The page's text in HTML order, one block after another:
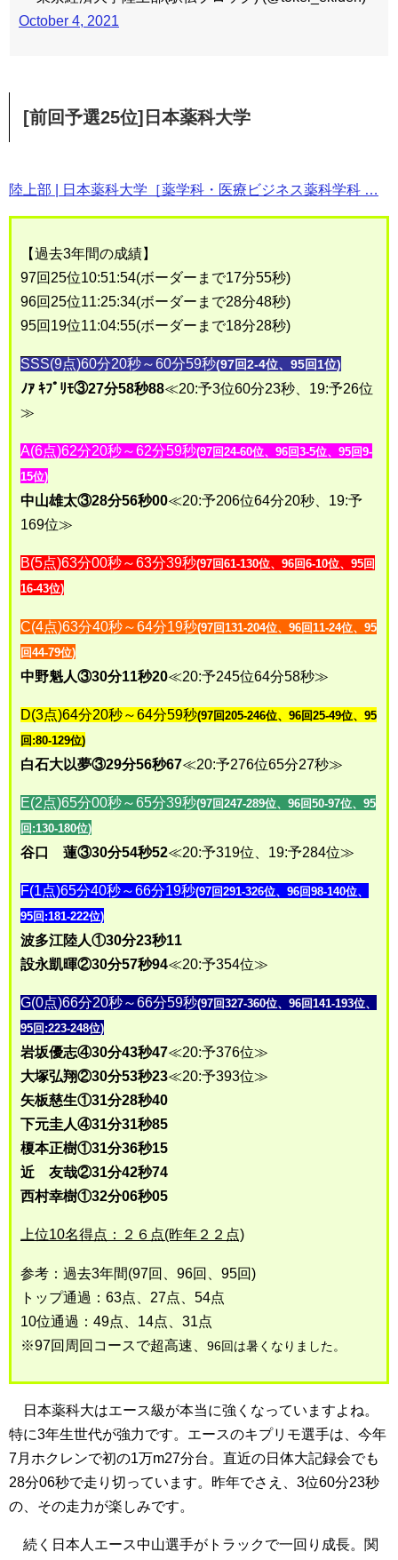
October 4, 2021
[前回予選25位]日本薬科大学
陸上部 | 日本薬科大学［薬学科・医療ビジネス薬科学科 …
【過去3年間の成績】
97回25位10:51:54(ボーダーまで17分55秒)
96回25位11:25:34(ボーダーまで28分48秒)
95回19位11:04:55(ボーダーまで18分28秒)
SSS(9点)60分20秒～60分59秒(97回2-4位、95回1位)
ﾉｱ ｷﾌﾟﾘﾓ③27分58秒88≪20:予3位60分23秒、19:予26位
≫
A(6点)62分20秒～62分59秒(97回24-60位、96回3-5位、95回9-
15位)
中山雄太③28分56秒00≪20:予206位64分20秒、19:予
169位≫
B(5点)63分00秒～63分39秒(97回61-130位、96回6-10位、95回
16-43位)
C(4点)63分40秒～64分19秒(97回131-204位、96回11-24位、95
回44-79位)
中野魁人③30分11秒20≪20:予245位64分58秒≫
D(3点)64分20秒～64分59秒(97回205-246位、96回25-49位、95
回:80-129位)
白石大以夢③29分56秒67≪20:予276位65分27秒≫
E(2点)65分00秒～65分39秒(97回247-289位、96回50-97位、95
回:130-180位)
谷口 蓮③30分54秒52≪20:予319位、19:予284位≫
F(1点)65分40秒～66分19秒(97回291-326位、96回98-140位、
95回:181-222位)
波多江陸人①30分23秒11
設永凱暉②30分57秒94≪20:予354位≫
G(0点)66分20秒～66分59秒(97回327-360位、96回141-193位、
95回:223-248位)
岩坂優志④30分43秒47≪20:予376位≫
大塚弘翔②30分53秒23≪20:予393位≫
矢板慈生①31分28秒40
下元圭人④31分31秒85
榎本正樹①31分36秒15
近 友哉②31分42秒74
西村幸樹①32分06秒05
上位10名得点：２６点(昨年２２点)
参考：過去3年間(97回、96回、95回)
トップ通過：63点、27点、54点
10位通過：49点、14点、31点
※97回周回コースで超高速、 96回は暑くなりました。
日本薬科大はエース級が本当に強くなっていますよね。
特に3年生世代が強力です。エースのキプリモ選手は、今年
7月ホクレンで初の1万m27分台。直近の日体大記録会でも
28分06秒で走り切っています。昨年でさえ、3位60分23秒
の、その走力が楽しみです。
続く日本人エース中山選手がトラックで一回り成長。関